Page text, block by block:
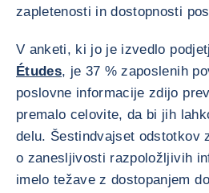
zapletenosti in dostopnosti
V anketi, ki jo je izvedlo
Études, je 37 % zaposlenih
poslovne informacije zdijo
premalo celovite, da bi jih
delu. Šestindvajset odstotkov
o zanesljivosti razpoložljivih
imelo težave z dostopanjem